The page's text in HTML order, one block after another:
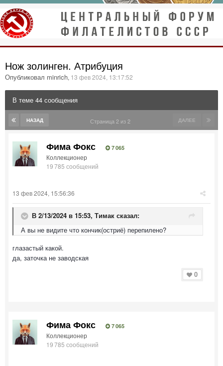
Нож золинген. Атрибуция
Опубликовал minrich, 13 фев 2024, 13:17:52
В теме 44 сообщения
НАЗАД ДАЛЕЕ
Страница 2 из 2
Фима Фокс 7 065
Коллекционер
19 785 сообщений
13 фев 2024, 15:56:36
В 2/13/2024 в 15:53, Тимак сказал:
А вы не видите что кончик(остриё) перепилено?
глазастый какой.
да, заточка не заводская
0
Фима Фокс 7 065
Коллекционер
19 785 сообщений